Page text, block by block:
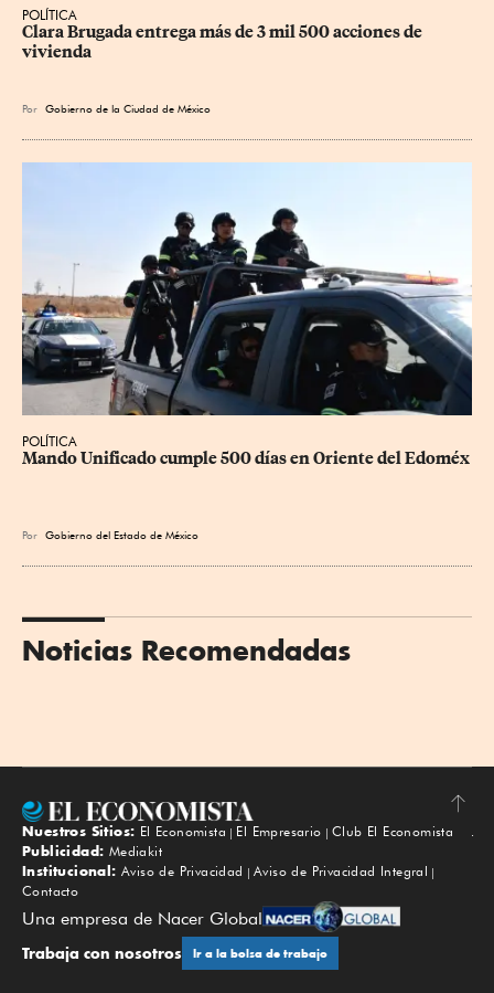
POLÍTICA
Clara Brugada entrega más de 3 mil 500 acciones de
vivienda
Por Gobierno de la Ciudad de México
POLÍTICA
Mando Unificado cumple 500 días en Oriente del Edoméx
Por Gobierno del Estado de México
Noticias Recomendadas
Subir
Nuestros Sitios: El Economista El Empresario
Club El Economista
Publicidad: Mediakit
Institucional: Aviso de Privacidad
Aviso de Privacidad Integral
Contacto
Una empresa de Nacer Global
Trabaja con nosotros Ir a la bolsa de trabajo